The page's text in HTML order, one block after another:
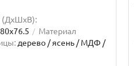
(ДхШxВ):
Материал
дерево / ясень / МДФ /